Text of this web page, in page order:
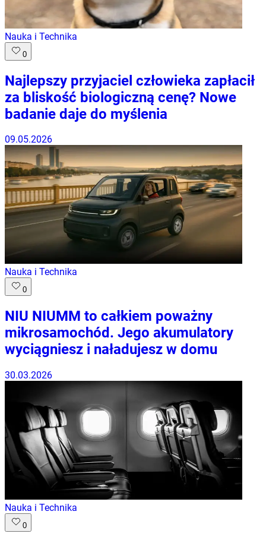
Nauka i Technika
0
Najlepszy przyjaciel człowieka zapłacił
za bliskość biologiczną cenę? Nowe
badanie daje do myślenia
09.05.2026
Nauka i Technika
0
NIU NIUMM to całkiem poważny
mikrosamochód. Jego akumulatory
wyciągniesz i naładujesz w domu
30.03.2026
Nauka i Technika
0